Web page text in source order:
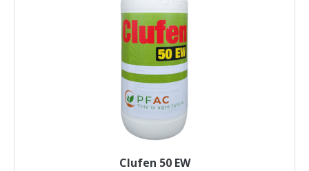
Clufen 50 EW
wariantów.
Opcje
można
wybrać
na
stronie
produktu